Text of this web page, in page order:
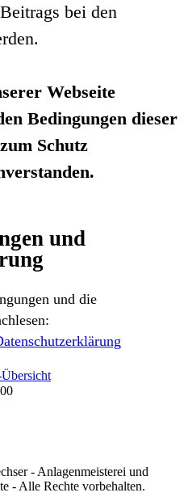
bei den
Webseite
Bedingungen dieser
Schutz
und
und die
- Anlagenmeisterei und
- Alle Rechte vorbehalten.